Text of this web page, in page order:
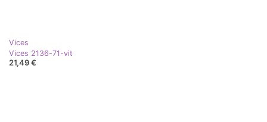
Vices
Vices 2136-71-vit
21,49 €